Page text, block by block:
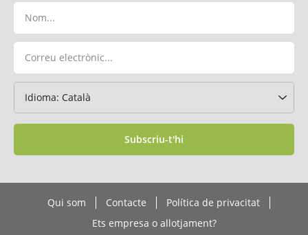
Subscriu-t'hi
Qui som Contacte
Política de privacitat
Ets empresa o allotjament?